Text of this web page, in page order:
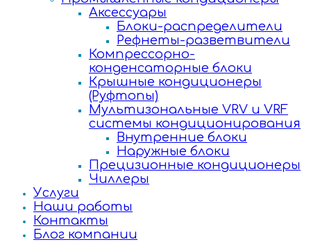
Аксессуары
Блоки-распределители
Рефнеты-разветвители
Компрессорно-
конденсаторные блоки
Крышные кондиционеры
(Руфтопы)
Мультизональные VRV и VRF
системы кондиционирования
Внутренние блоки
Наружные блоки
Прецизионные кондиционеры
Чиллеры
Услуги
Наши работы
Контакты
Блог компании